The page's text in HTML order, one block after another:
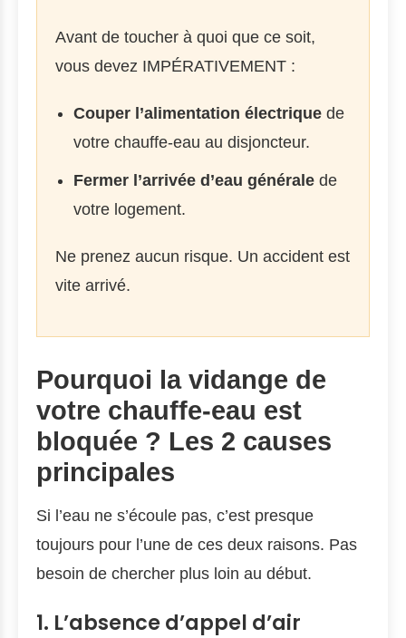
Avant de toucher à quoi que ce soit,
vous devez IMPÉRATIVEMENT :
Couper l’alimentation électrique de
votre chauffe-eau au disjoncteur.
Fermer l’arrivée d’eau générale de
votre logement.
Ne prenez aucun risque. Un accident est
vite arrivé.
Pourquoi la vidange de
votre chauffe-eau est
bloquée ? Les 2 causes
principales
Si l’eau ne s’écoule pas, c’est presque
toujours pour l’une de ces deux raisons. Pas
besoin de chercher plus loin au début.
1. L’absence d’appel d’air